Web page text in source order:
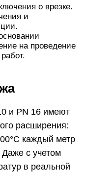
о врезке.
и
на проведение
и PN 16 имеют
расширения:
каждый метр
с учетом
в реальной